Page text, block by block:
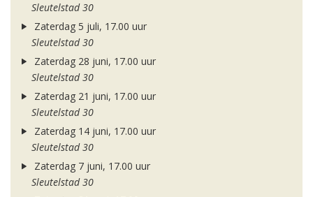
Sleutelstad 30
Zaterdag 5 juli, 17.00 uur
Sleutelstad 30
Zaterdag 28 juni, 17.00 uur
Sleutelstad 30
Zaterdag 21 juni, 17.00 uur
Sleutelstad 30
Zaterdag 14 juni, 17.00 uur
Sleutelstad 30
Zaterdag 7 juni, 17.00 uur
Sleutelstad 30